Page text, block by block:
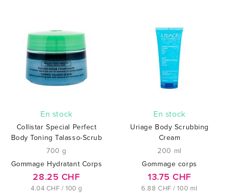
En stock
Collistar Special Perfect
Body Toning Talasso-Scrub
700 g
Gommage Hydratant Corps
28.25 CHF
4.04 CHF / 100 g
En stock
Uriage Body Scrubbing
Cream
200 ml
Gommage corps
13.75 CHF
6.88 CHF / 100 ml